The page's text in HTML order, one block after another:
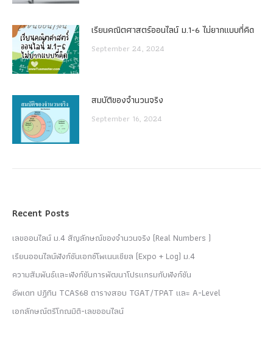
เรียนคณิตศาสตร์ออนไลน์ ม.1-6 ไม่ยากแบบที่คิด
September 24, 2024
สมบัติของจำนวนจริง
September 16, 2024
Recent Posts
เลขออนไลน์ ม.4 สัญลักษณ์ของจำนวนจริง (Real Numbers )
เรียนออนไลน์ฟังก์ชันเอกซ์โพเนนเชียล (Expo + Log) ม.4
ความสัมพันธ์และฟังก์ชันการพัฒนาโปรแกรมกับฟังก์ชัน
อัพเดท ปฏิทิน TCAS68 ตารางสอบ TGAT/TPAT และ A-Level
เอกลักษณ์ตรีโกณมิติ-เลขออนไลน์